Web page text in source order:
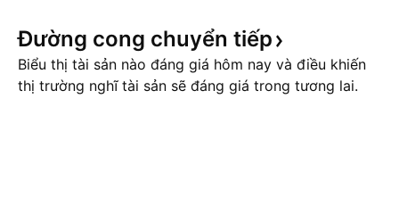
Đường cong chuyển tiếp
Biểu thị tài sản nào đáng giá hôm nay và điều khiến
thị trường nghĩ tài sản sẽ đáng giá trong tương lai.